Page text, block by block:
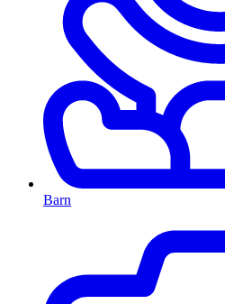
Barn